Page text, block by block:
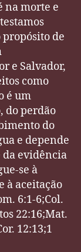
na morte e
propósito de
e Salvador,
como
é um
do perdão
do
e depende
da evidência
se à
à aceitação
6:1-6;Col.
22:16;Mat.
12:13;1